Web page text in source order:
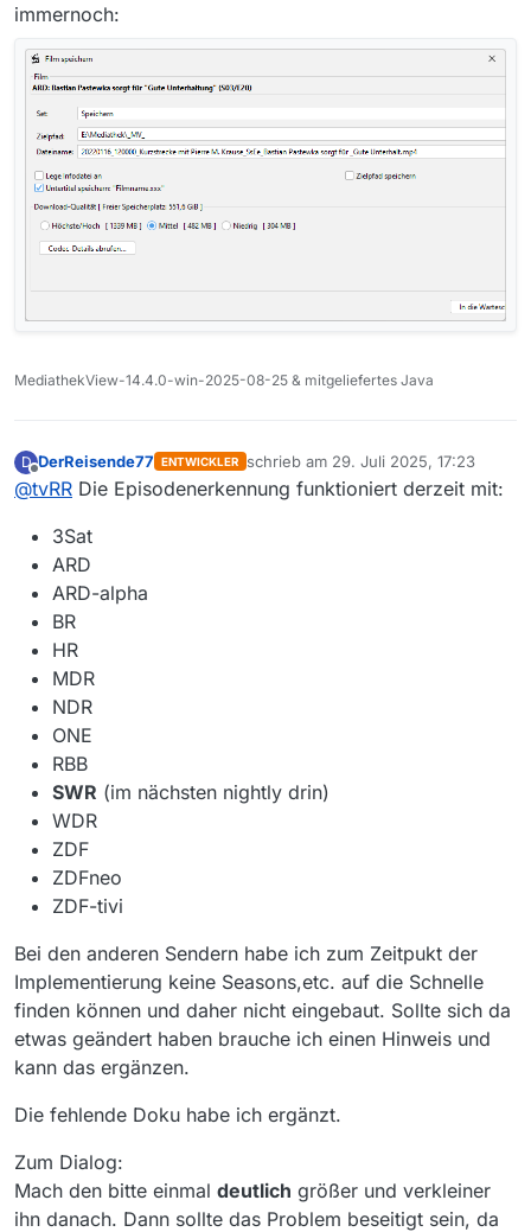
immernoch:
MediathekView-14.4.0-win-2025-08-25 & mitgeliefertes Java
D
Offline
DerReisende77 ENTWICKLER schrieb am 29. Juli 2025, 17:23
zuletzt editiert von
@tvRR Die Episodenerkennung funktioniert derzeit mit:
3Sat
ARD
ARD-alpha
BR
HR
MDR
NDR
ONE
RBB
SWR (im nächsten nightly drin)
WDR
ZDF
ZDFneo
ZDF-tivi
Bei den anderen Sendern habe ich zum Zeitpukt der
Implementierung keine Seasons,etc. auf die Schnelle
finden können und daher nicht eingebaut. Sollte sich da
etwas geändert haben brauche ich einen Hinweis und
kann das ergänzen.
Die fehlende Doku habe ich ergänzt.
Zum Dialog:
Mach den bitte einmal deutlich größer und verkleiner
ihn danach. Dann sollte das Problem beseitigt sein, da